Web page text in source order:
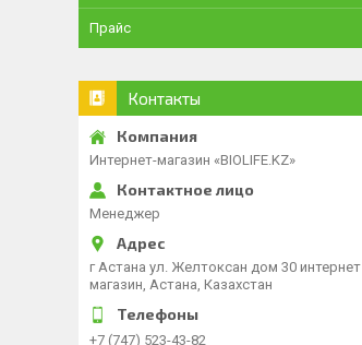
Прайс
Контакты
Интернет-магазин «BIOLIFE.KZ»
Менеджер
г Астана ул. Желтоксан дом 30 интернет
магазин, Астана, Казахстан
+7 (747) 523-43-82